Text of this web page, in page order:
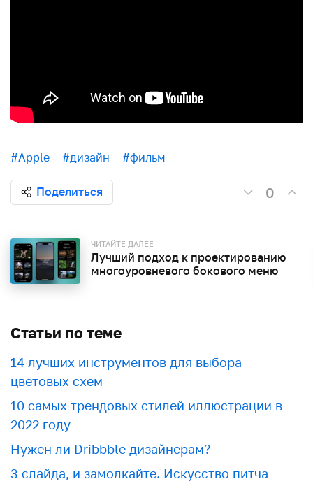
#Apple #дизайн #фильм
Поделиться 0
ЧИТАЙТЕ ДАЛЕЕ
Лучший подход к проектированию
многоуровневого бокового меню
Статьи по теме
​​14 лучших инструментов для выбора
цветовых схем
10 самых трендовых стилей иллюстрации в
2022 году
Нужен ли Dribbble дизайнерам?
3 слайда, и замолкайте. Искусство питча